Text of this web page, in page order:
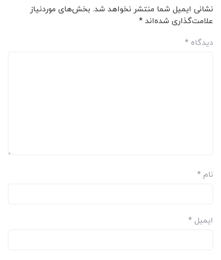
نشانی ایمیل شما منتشر نخواهد شد. بخش‌های موردنیاز
علامت‌گذاری شده‌اند *
دیدگاه *
نام *
ایمیل *